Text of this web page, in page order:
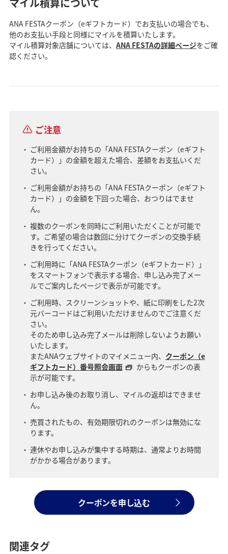
ANA FESTAクーポン（eギフトカード）でお支払いの場合でも、
他のお支払い手段と同様にマイルを積算いたします。
マイル積算対象店舗については、 ANA FESTAの詳細ページをご確
認ください。
ご注意
ご利用金額がお持ちの「ANA FESTAクーポン（eギフト
カード）」の金額を超えた場合、差額をお支払いくだ
さい。
ご利用金額がお持ちの「ANA FESTAクーポン（eギフト
カード）」の金額を下回った場合、おつりはでませ
ん。
複数のクーポンを同時にご利用いただくことが可能で
す。ご希望の場合は数回に分けてクーポンの交換手続
きを行ってください。
ご利用時に「ANA FESTAクーポン（eギフトカード）」
をスマートフォンで表示する場合、申し込み完了メー
ルでご案内したページで表示が可能です。
ご利用時、スクリーンショットや、紙に印刷をした2次
元バーコードはご利用いただけませんのでご注意くだ
さい。
そのため申し込み完了メールは削除しないようお願い
いたします。
またANAウェブサイトのマイメニュー内、 クーポン（e
ギフトカード）番号照会画面
からもクーポンの表
示が可能です。
お申し込み後のお取り消し、マイルの返却はできませ
ん。
売買されたもの、有効期限切れのクーポンは無効にな
ります。
連休やお申し込みが集中する時期は、通常よりお時間
がかかる場合があります。
クーポンを申し込む
関連タグ